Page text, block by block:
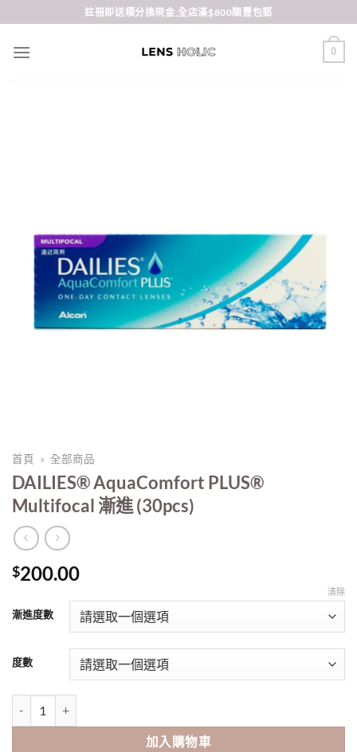
to
content
註冊即送積分換現金,全店滿$800順豐包郵
0
首頁 » 全部商品
DAILIES® AquaComfort PLUS®
Multifocal 漸進 (30pcs)
$200.00
漸進度數
度數
清除
加入購物車